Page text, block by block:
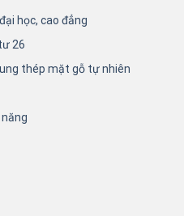
học, cao đẳng
26
thép mặt gỗ tự nhiên